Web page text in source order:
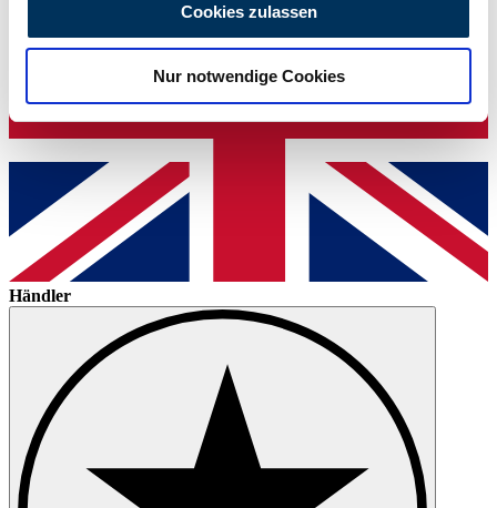
analysieren. Außerdem geben wir Informationen zu Ihrer
Verwendung unserer Website an unsere Partner für
soziale Medien, Werbung und Analysen weiter. Unsere
weiteren Daten zusammen, die Sie ihnen bereitgestellt
haben oder die sie im Rahmen Ihrer Nutzung der Dienste
gesammelt haben. Datenschutzerklärung
Cookies zulassen
Nur notwendige Cookies
Händler